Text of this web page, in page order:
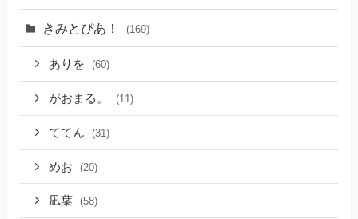
きみとぴあ！ (169)
ありを (60)
がおまる。 (11)
ててん (31)
めお (20)
凪葉 (58)